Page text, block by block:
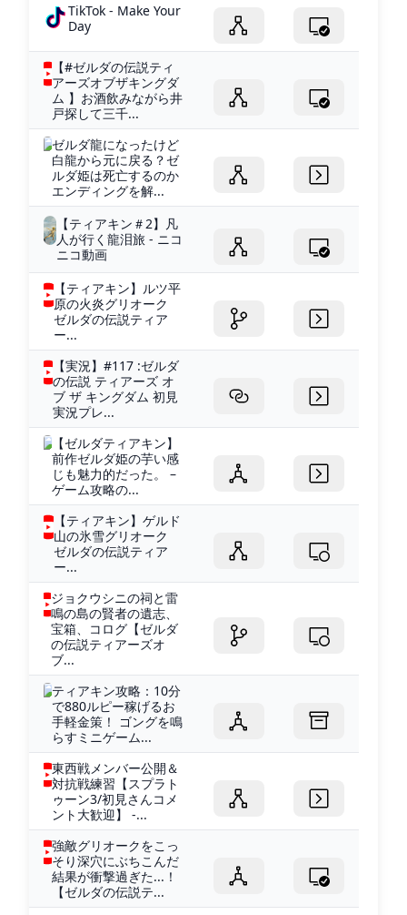
TikTok - Make Your
Day
【#ゼルダの伝説ティ
アーズオブザキングダ
ム 】お酒飲みながら井
戸探して三千...
ゼルダ龍になったけど
白龍から元に戻る？ゼ
ルダ姫は死亡するのか
エンディングを解...
【ティアキン＃2】凡
人が行く龍泪旅 - ニコ
ニコ動画
【ティアキン】ルツ平
原の火炎グリオーク
ゼルダの伝説ティア
ー...
【実況】#117 :ゼルダ
の伝説 ティアーズ オ
ブ ザ キングダム 初見
実況プレ...
【ゼルダティアキン】
前作ゼルダ姫の芋い感
じも魅力的だった。 –
ゲーム攻略の...
【ティアキン】ゲルド
山の氷雪グリオーク
ゼルダの伝説ティア
ー...
ジョクウシニの祠と雷
鳴の島の賢者の遺志、
宝箱、コログ【ゼルダ
の伝説ティアーズオ
ブ...
ティアキン攻略：10分
で880ルピー稼げるお
手軽金策！ ゴングを鳴
らすミニゲーム...
東西戦メンバー公開＆
対抗戦練習【スプラト
ゥーン3/初見さんコメ
ント大歓迎】 -...
強敵グリオークをこっ
そり深穴にぶちこんだ
結果が衝撃過ぎた...！
【ゼルダの伝説テ...